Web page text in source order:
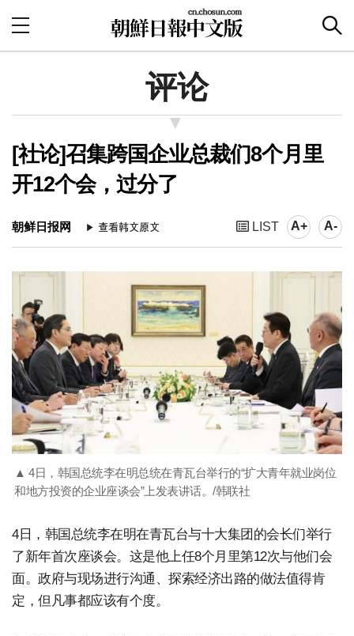
评论
[社论]召集跨国企业总裁们8个月里
开12个会，过分了
朝鲜日报网 LIST A+ A-
▲ 4日，韩国总统李在明总统在青瓦台举行的“扩大青年就业岗位
和地方投资的企业座谈会”上发表讲话。/韩联社
4日，韩国总统李在明在青瓦台与十大集团的会长们举行
了新年首次座谈会。这是他上任8个月里第12次与他们会
面。政府与现场进行沟通、探索经济出路的做法值得肯
定，但凡事都应该有个度。